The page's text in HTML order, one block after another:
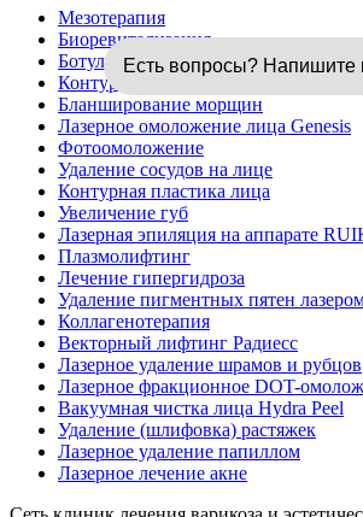
Мезотерапия
Биоревитализация
Ботулинотерапия
Контурная пластика губ
Бланширование морщин
Лазерное омоложение лица Genesis
Фотоомоложение
Удаление сосудов на лице
Контурная пластика лица
Увеличение губ
Лазерная эпиляция на аппарате
Плазмолифтинг
Лечение гипергидроза
Удаление пигментных пятен
Коллагенотерапия
Векторный лифтинг Радиесс
Лазерное удаление шрамов и рубцов
Лазерное фракционное DOT-
Вакуумная чистка лица Hydra Peel
Удаление (шлифовка) растяжек
Лазерное удаление папиллом
Лазерное лечение акне
Есть вопросы? Напишите